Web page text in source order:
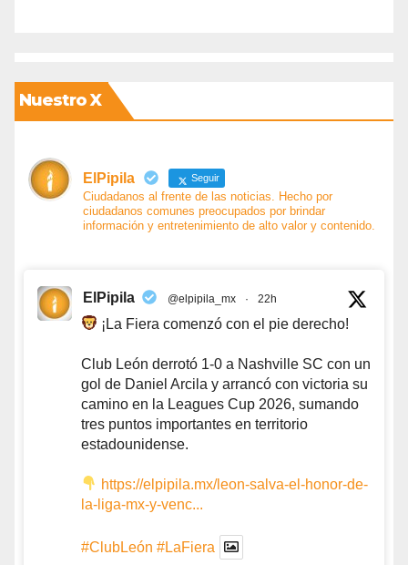
Nuestro X
ElPipila Seguir
Ciudadanos al frente de las noticias. Hecho por
ciudadanos comunes preocupados por brindar
información y entretenimiento de alto valor y contenido.
ElPipila @elpipila_mx · 22h
¡La Fiera comenzó con el pie derecho!
Club León derrotó 1-0 a Nashville SC con un
gol de Daniel Arcila y arrancó con victoria su
camino en la Leagues Cup 2026, sumando
tres puntos importantes en territorio
estadounidense.
https://elpipila.mx/leon-salva-el-honor-de-
la-liga-mx-y-venc...
#ClubLeón #LaFiera